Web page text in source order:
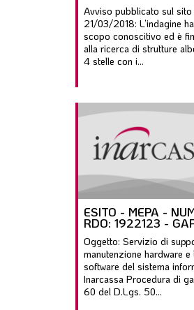
Avviso pubblicato sul sito
21/03/2018: L’indagine
scopo conoscitivo ed è
alla ricerca di strutture
4 stelle con i...
ESITO - MEPA -
RDO: 1922123 -
Oggetto: Servizio di
manutenzione hardware e
software del sistema
Inarcassa Procedura di
60 del D.Lgs. 50...